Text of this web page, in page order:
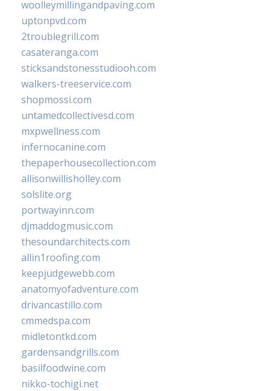
woolleymillingandpaving.com
uptonpvd.com
2troublegrill.com
casateranga.com
sticksandstonesstudiooh.com
walkers-treeservice.com
shopmossi.com
untamedcollectivesd.com
mxpwellness.com
infernocanine.com
thepaperhousecollection.com
allisonwillisholley.com
solslite.org
portwayinn.com
djmaddogmusic.com
thesoundarchitects.com
allin1roofing.com
keepjudgewebb.com
anatomyofadventure.com
drivancastillo.com
cmmedspa.com
midletontkd.com
gardensandgrills.com
basilfoodwine.com
nikko-tochigi.net